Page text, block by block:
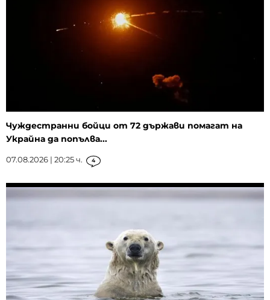
Чуждестранни бойци от 72 държави помагат на
Украйна да попълва...
07.08.2026 | 20:25 ч. 4